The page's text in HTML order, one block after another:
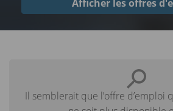
Afficher les offres
Il semblerait que l’offre d’emploi